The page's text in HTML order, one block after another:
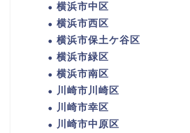
横浜市中区
横浜市西区
横浜市保土ケ谷区
横浜市緑区
横浜市南区
川崎市川崎区
川崎市幸区
川崎市中原区